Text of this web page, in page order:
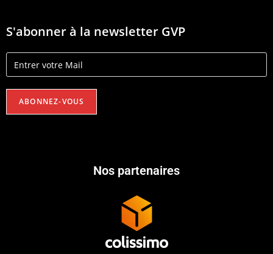
S'abonner à la newsletter GVP
Nos partenaires